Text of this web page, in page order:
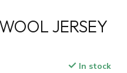
JERSEY
In stock